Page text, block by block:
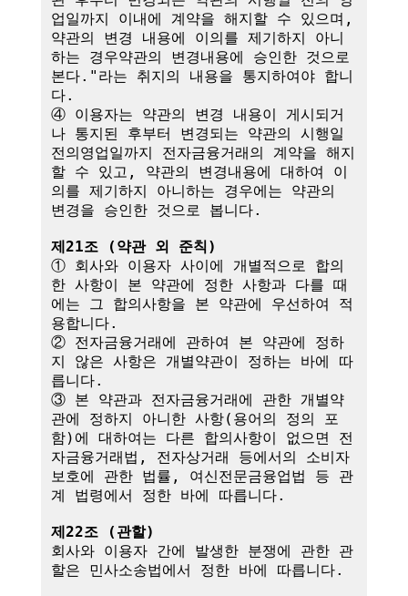
업일까지 이내에 계약을 해지할 수 있으며,
약관의 변경 내용에 이의를 제기하지 아니
하는 경우약관의 변경내용에 승인한 것으로
본다."라는 취지의 내용을 통지하여야 합니
다.
④ 이용자는 약관의 변경 내용이 게시되거
나 통지된 후부터 변경되는 약관의 시행일
전의영업일까지 전자금융거래의 계약을 해지
할 수 있고, 약관의 변경내용에 대하여 이
의를 제기하지 아니하는 경우에는 약관의
변경을 승인한 것으로 봅니다.
제21조 (약관 외 준칙)
① 회사와 이용자 사이에 개별적으로 합의
한 사항이 본 약관에 정한 사항과 다를 때
에는 그 합의사항을 본 약관에 우선하여 적
용합니다.
② 전자금융거래에 관하여 본 약관에 정하
지 않은 사항은 개별약관이 정하는 바에 따
릅니다.
③ 본 약관과 전자금융거래에 관한 개별약
관에 정하지 아니한 사항(용어의 정의 포
함)에 대하여는 다른 합의사항이 없으면 전
자금융거래법, 전자상거래 등에서의 소비자
보호에 관한 법률, 여신전문금융업법 등 관
계 법령에서 정한 바에 따릅니다.
제22조 (관할)
회사와 이용자 간에 발생한 분쟁에 관한 관
할은 민사소송법에서 정한 바에 따릅니다.